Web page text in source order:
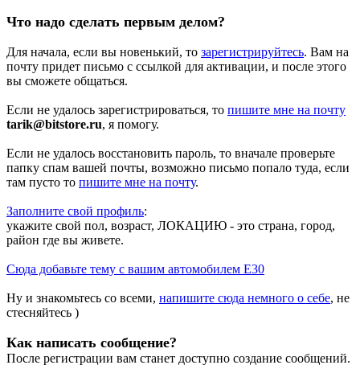
Что надо сделать первым делом?
Для начала, если вы новенький, то зарегистрируйтесь. Вам на
почту придет письмо с ссылкой для активации, и после этого
вы сможете общаться.
Если не удалось зарегистрироваться, то пишите мне на почту
tarik@bitstore.ru, я помогу.
Если не удалось восстановить пароль, то вначале проверьте
папку спам вашей почты, возможно письмо попало туда, если
там пусто то пишите мне на почту.
Заполните свой профиль:
укажите свой пол, возраст, ЛОКАЦИЮ - это страна, город,
район где вы живете.
Сюда добавьте тему с вашим автомобилем Е30
Ну и знакомьтесь со всеми, напишите сюда немного о себе, не
стесняйтесь )
Как написать сообщение?
После регистрации вам станет доступно создание сообщений.